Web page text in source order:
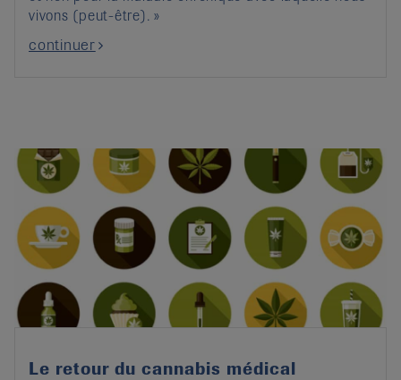
vivons (peut-être). »
continuer
Le retour du cannabis médical